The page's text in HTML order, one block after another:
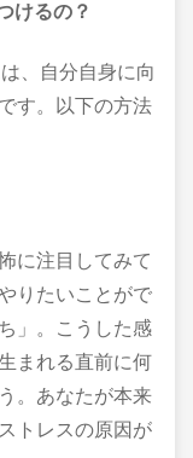
けるの？
、自分自身に向
す。以下の方法
に注目してみて
りたいことがで
」。こうした感
まれる直前に何
。あなたが本来
トレスの原因が